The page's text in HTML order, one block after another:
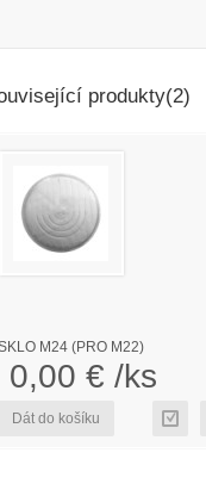
produkty(2)
M24 (PRO M22)
0,00 € /ks
Dát do košíku